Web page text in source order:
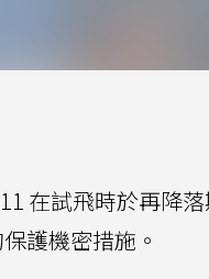
在試飛時於再降
護機密措施。